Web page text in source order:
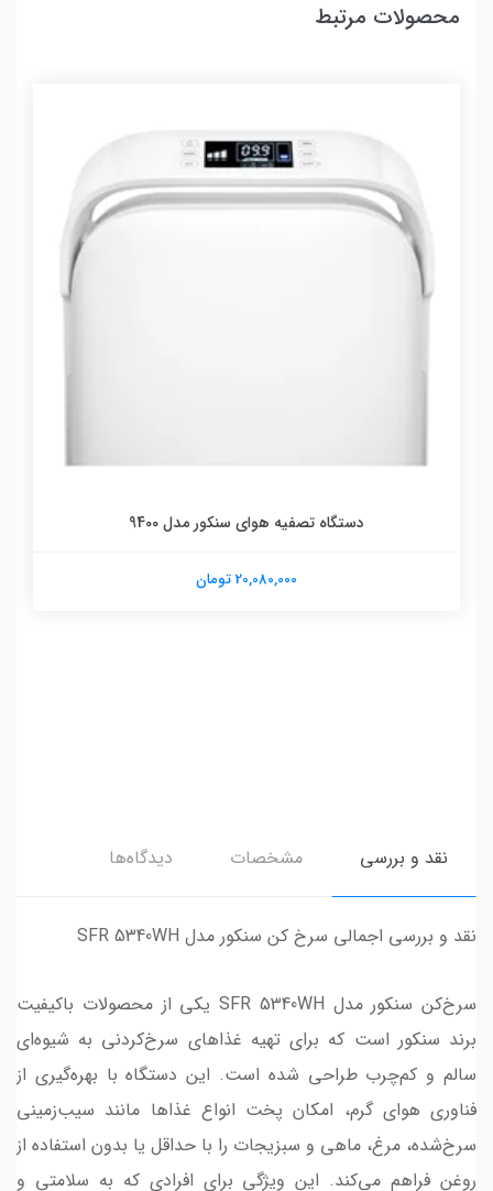
محصولات مرتبط
دستگاه تصفیه هوای سنکور مدل 9400
20,080,000 تومان
نقد و بررسی مشخصات دیدگاه‌ها
نقد و بررسی اجمالی سرخ کن سنکور مدل SFR 5340WH
سرخ‌کن سنکور مدل SFR 5340WH یکی از محصولات باکیفیت
برند سنکور است که برای تهیه غذاهای سرخ‌کردنی به شیوه‌ای
سالم و کم‌چرب طراحی شده است. این دستگاه با بهره‌گیری از
فناوری هوای گرم، امکان پخت انواع غذاها مانند سیب‌زمینی
سرخ‌شده، مرغ، ماهی و سبزیجات را با حداقل یا بدون استفاده از
روغن فراهم می‌کند. این ویژگی برای افرادی که به سلامتی و